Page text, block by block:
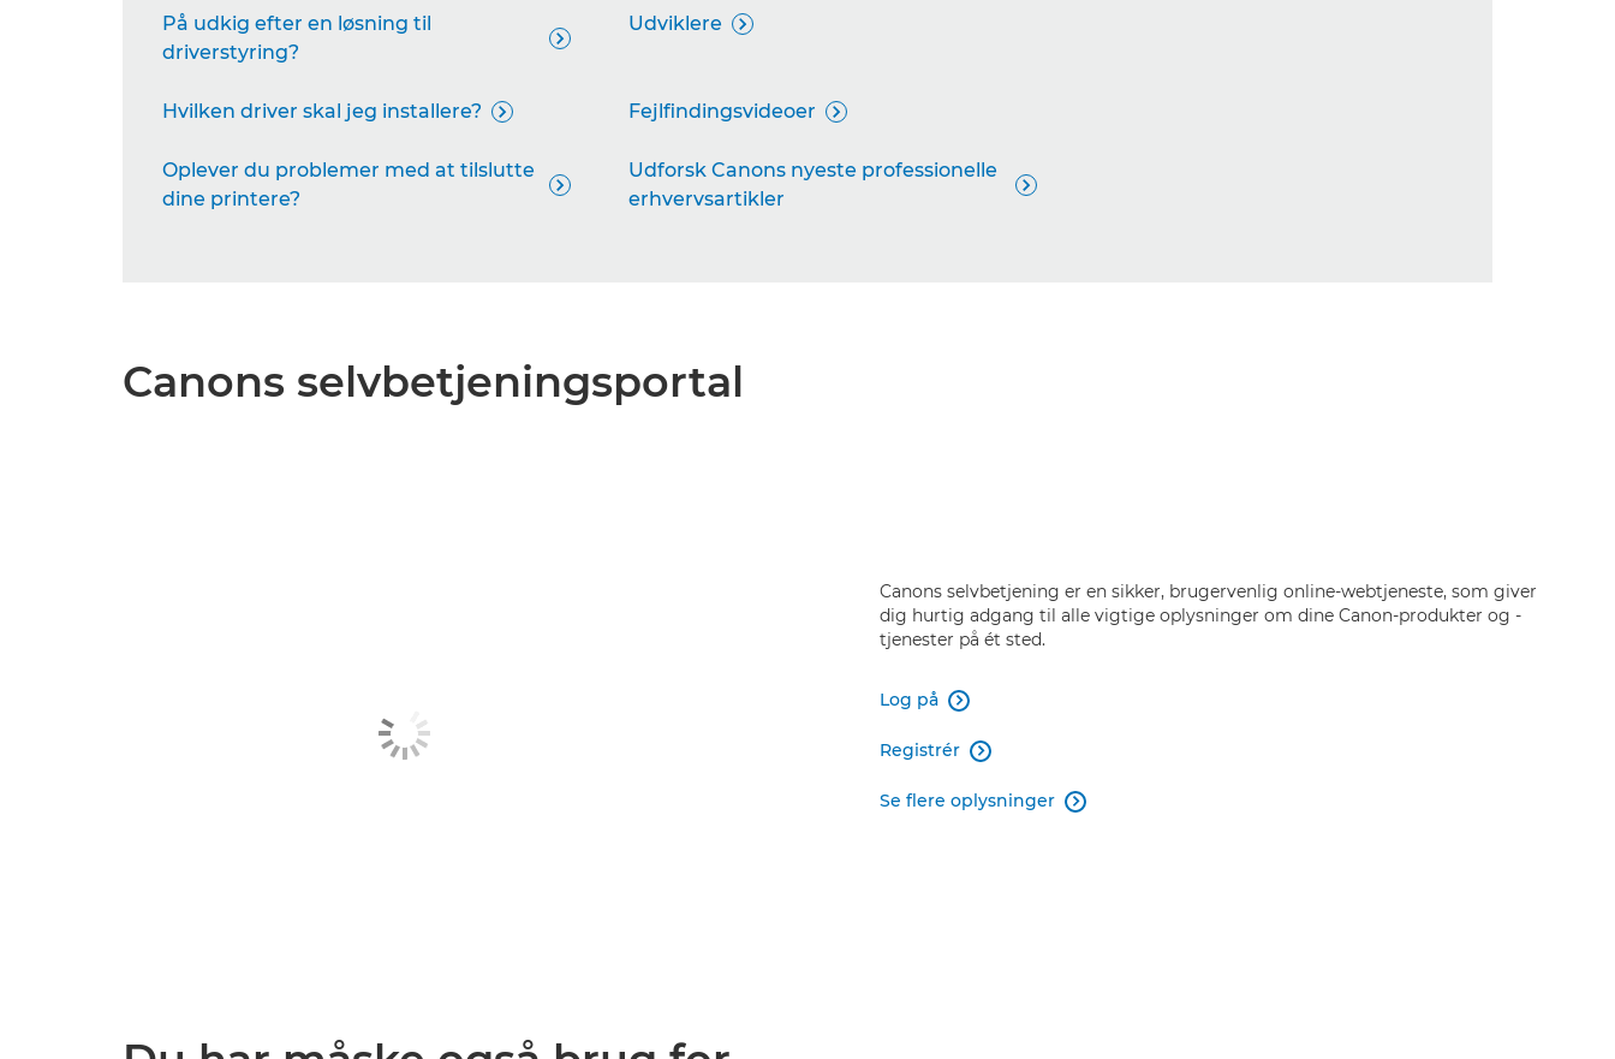
På udkig efter en løsning til
driverstyring?

Udviklere 
Hvilken driver skal jeg installere?  Fejlfindingsvideoer 
Oplever du problemer med at tilslutte
dine printere?

Udforsk Canons nyeste professionelle
erhvervsartikler

Canons selvbetjeningsportal
Canons selvbetjening er en sikker, brugervenlig online-webtjeneste, som giver
dig hurtig adgang til alle vigtige oplysninger om dine Canon-produkter og -
tjenester på ét sted.
Log på 
Registrér 
Se flere oplysninger 